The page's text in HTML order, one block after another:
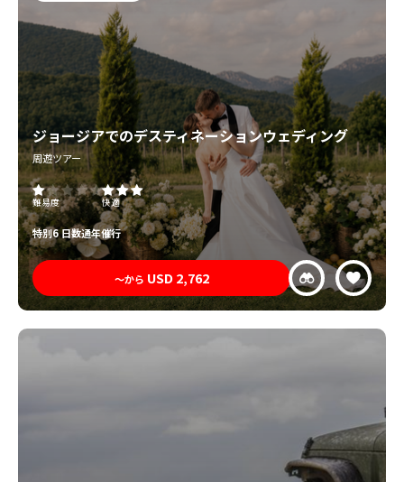
ジョージアでのデスティネーションウェディング
周遊ツアー
難易度 快適
特別6 日数通年催行
〜から USD 2,762